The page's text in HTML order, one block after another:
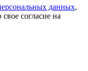
данных,
согласие на